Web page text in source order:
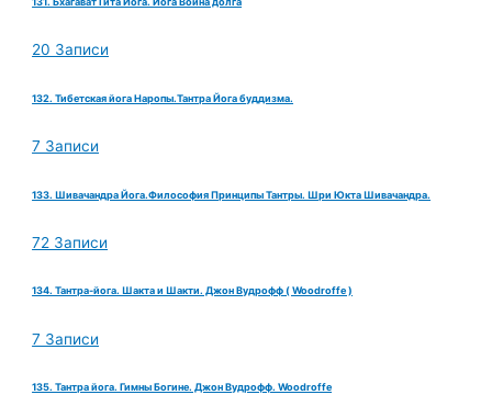
20 Записи
132. Тибетская йога Наропы.Тантра Йога буддизма.
7 Записи
133. Шивачандра Йога.Философия Принципы Тантры. Шри Юкта Шивачандра.
72 Записи
134. Тантра-йога. Шакта и Шакти. Джон Вудрофф ( Woodroffe )
7 Записи
135. Тантра йога. Гимны Богине. Джон Вудрофф. Woodroffe